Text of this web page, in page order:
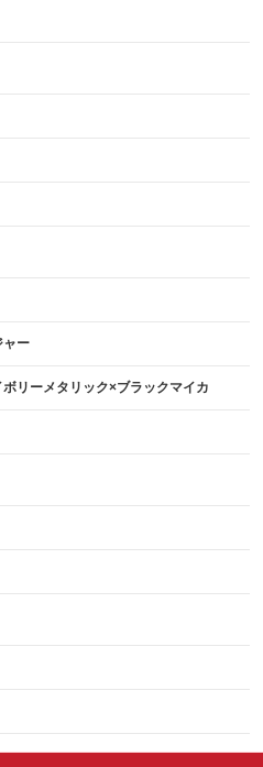
ャー
リーメタリック×ブラックマイカ